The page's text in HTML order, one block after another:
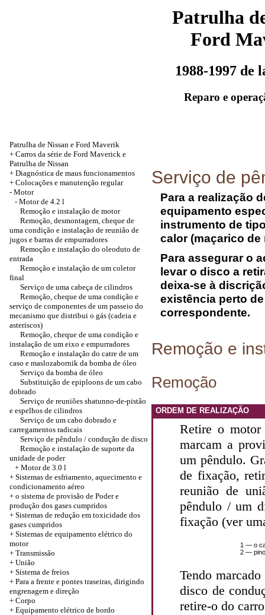
Patrulha
Ford
1988-1997 de
Reparo e
Patrulha de Nissan e Ford Maverik
+ Carros da série de Ford Maverick e
Patrulha de Nissan
+ Diagnóstica de maus funcionamentos
+ Colocações e manutenção regular
- Motor
- Motor de 4.2 l
Remoção e instalação de motor
Remoção, desmontagem, cheque de
uma condição e instalação de reunião de
jugos e barras de empurradores
Remoção e instalação do oleoduto de
entrada
Remoção e instalação de um coletor
final
Serviço de uma cabeça de cilindros
Remoção, cheque de uma condição e
serviço de componentes de um passeio do
mecanismo que distribui o gás (cadeia e
asteriscos)
Remoção, cheque de uma condição e
instalação de um eixo e empurradores
Remoção e instalação do catre de um
caso e maslozabornik da bomba de óleo
Serviço da bomba de óleo
Substituição de epiploons de um cabo
dobrado
Serviço de reuniões shatunno-de-pistão
e espelhos de cilindros
Serviço de um cabo dobrado e
carregamentos radicais
Serviço de pêndulo / condução de disco
Remoção e instalação de suporte da
unidade de poder
+ Motor de 3.0 l
+ Sistemas de esfriamento, aquecimento e
condicionamento aéreo
+ o sistema de provisão de Poder e
produção dos gases cumpridos
+ Sistemas de redução em toxicidade dos
gases cumpridos
+ Sistemas de equipamento elétrico do
motor
+ Transmissão
+ União
+ Sistema de freios
+ Para a frente e pontes traseiras, dirigindo
engrenagem e direção
+ Corpo
+ Equipamento elétrico de bordo
Serviço de
Para a realização
equipamento
instrumento de
calor (maçarico de
Para assegurar o
levar o disco a
deixa-se à
existência perto
correspondente.
Remoção e
Remoção
ORDEM DE REALIZAÇÃO
Retire o motor
marcam a
um pêndulo.
de fixação,
reunião de
pêndulo / um
fixação (ver
1 — o
2 —
Tendo
disco de
retire-o do